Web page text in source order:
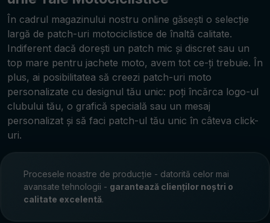
În cadrul magazinului nostru online găsești o selecție
largă de patch-uri motociclistice de înaltă calitate.
Indiferent dacă dorești un patch mic și discret sau un
top mare pentru jachete moto, avem tot ce-ți trebuie. În
plus, ai posibilitatea să creezi patch-uri moto
personalizate cu designul tău unic: poți încărca logo-ul
clubului tău, o grafică specială sau un mesaj
personalizat și să faci patch-ul tău unic în câteva click-
uri.
Procesele noastre de producție - datorită celor mai
avansate tehnologii - garantează clienților noștri o
calitate excelentă.